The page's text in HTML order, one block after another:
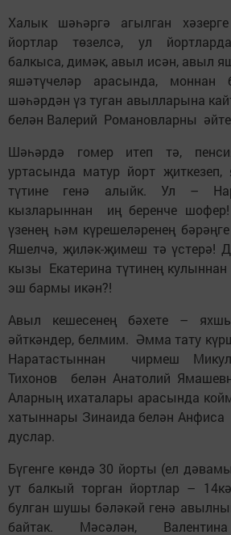
Халык шәһәргә агылган
йортлар төзелсә, ул
балкыса, димәк, авыл исән, авыл
яшәтүчеләр арасында, моннан
шәһәрдән үз туган авылларына
белән Валерий Романовларны
Шәһәрдә гомер итеп тә,
уртасында матур йорт
түтине генә алыйк. Ул –
кызларыннан иң беренче шофер!
үзенең һәм күрешеләренең
Яшелчә, җиләк-җимеш тә үстерә!
кызы Екатерина түтинең кулыннан
эш бармы икән?!
Авыл кешесенең бәхете –
әйткәндер, белмим. Әмма тату
Наратастыннан чирмеш
Тихонов белән Анатолий
Аларның ихаталары арасында
хатыннары Зинаида белән Анфиса
дуслар.
Бүгенге көндә 30 йорты (ел
ут балкый торган йортлар –
булган шушы бәләкәй генә
байтак. Мәсәлән,